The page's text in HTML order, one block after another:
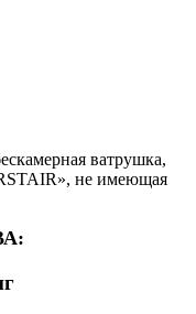
ватрушка,
не имеющая